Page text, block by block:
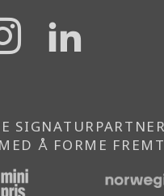
{{
}}
Å FORME